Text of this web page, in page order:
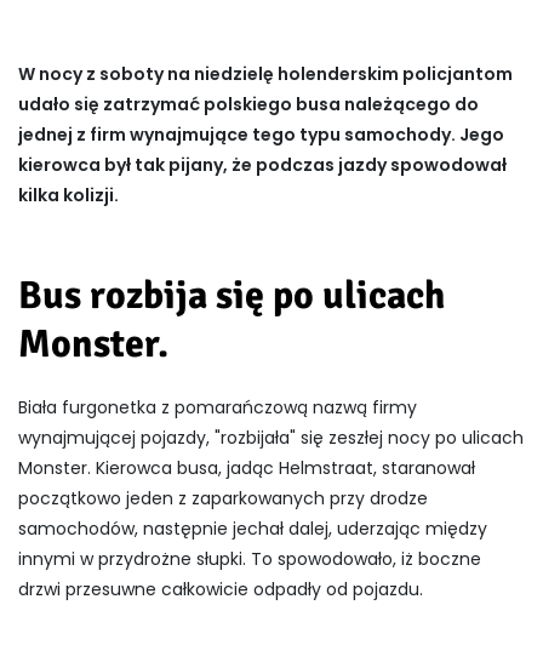
W nocy z soboty na niedzielę holenderskim policjantom
udało się zatrzymać polskiego busa należącego do
jednej z firm wynajmujące tego typu samochody. Jego
kierowca był tak pijany, że podczas jazdy spowodował
kilka kolizji.
Bus rozbija się po ulicach
Monster.
Biała furgonetka z pomarańczową nazwą firmy
wynajmującej pojazdy, "rozbijała" się zeszłej nocy po ulicach
Monster. Kierowca busa, jadąc Helmstraat, staranował
początkowo jeden z zaparkowanych przy drodze
samochodów, następnie jechał dalej, uderzając między
innymi w przydrożne słupki. To spowodowało, iż boczne
drzwi przesuwne całkowicie odpadły od pojazdu.